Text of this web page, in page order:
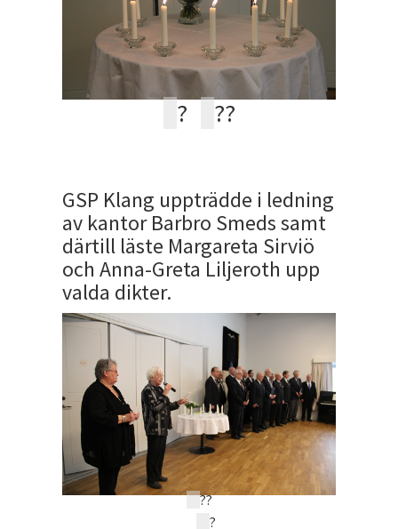
? ??
GSP Klang uppträdde i ledning
av kantor Barbro Smeds samt
därtill läste Margareta Sirviö
och Anna-Greta Liljeroth upp
valda dikter.
??
?